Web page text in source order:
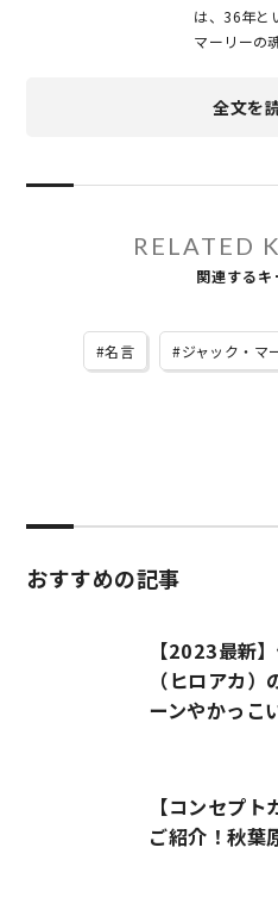
は、36年と
マーリーの
全文を
RELATED
関連するキ
名言 ジャック・マ
おすすめの記事
【2023最新
（ヒロアカ
ーンやかっこ
【コンセプ
ご紹介！秋葉